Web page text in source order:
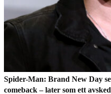
Spider-Man: Brand New Day
comeback – later som ett avsked